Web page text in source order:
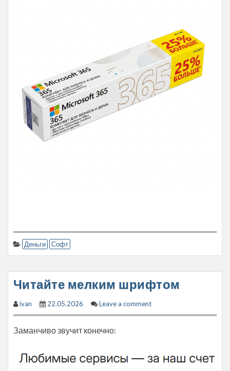
Деньги Софт
Читайте мелким шрифтом
ivan 22.05.2026 Leave a comment
Заманчиво звучит конечно: